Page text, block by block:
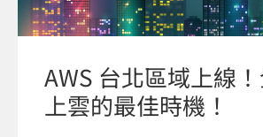
AWS 台北區域上線
上雲的最佳時機！